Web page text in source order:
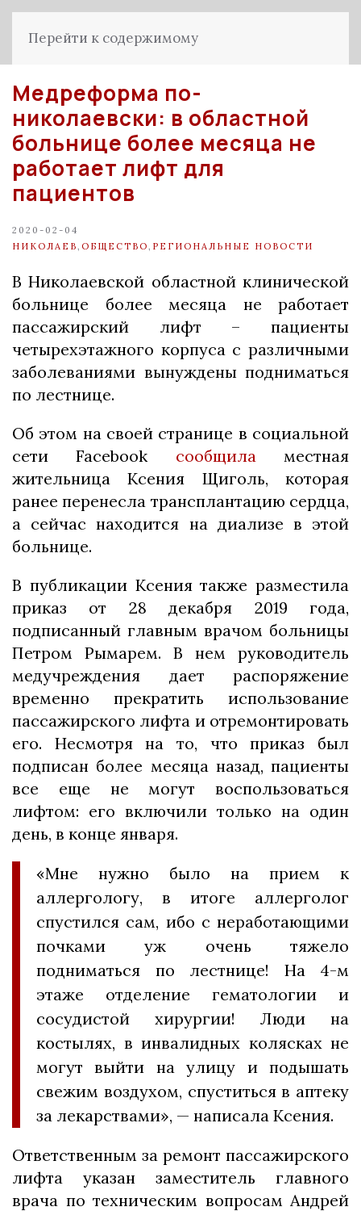
Перейти к содержимому
Медреформа по-
николаевски: в областной
больнице более месяца не
работает лифт для
пациентов
2020-02-04
НИКОЛАЕВ ОБЩЕСТВО РЕГИОНАЛЬНЫЕ НОВОСТИ
В Николаевской областной клинической
больнице более месяца не работает
пассажирский лифт – пациенты
четырехэтажного корпуса с различными
заболеваниями вынуждены подниматься
по лестнице.
Об этом на своей странице в социальной
сети Facebook сообщиламестная
жительница Ксения Щиголь, которая
ранее перенесла трансплантацию сердца,
а сейчас находится на диализе в этой
больнице.
В публикации Ксения также разместила
приказ от 28 декабря 2019 года,
подписанный главным врачом больницы
Петром Рымарем. В нем руководитель
медучреждения дает распоряжение
временно прекратить использование
пассажирского лифта и отремонтировать
его. Несмотря на то, что приказ был
подписан более месяца назад, пациенты
все еще не могут воспользоваться
лифтом: его включили только на один
день, в конце января.
«Мне нужно было на прием к
аллергологу, в итоге аллерголог
спустился сам, ибо с неработающими
почками уж очень тяжело
подниматься по лестнице! На 4-м
этаже отделение гематологии и
сосудистой хирургии! Люди на
костылях, в инвалидных колясках не
могут выйти на улицу и подышать
свежим воздухом, спуститься в аптеку
за лекарствами», — написала Ксения.
Ответственным за ремонт пассажирского
лифта указан заместитель главного
врача по техническим вопросам Андрей